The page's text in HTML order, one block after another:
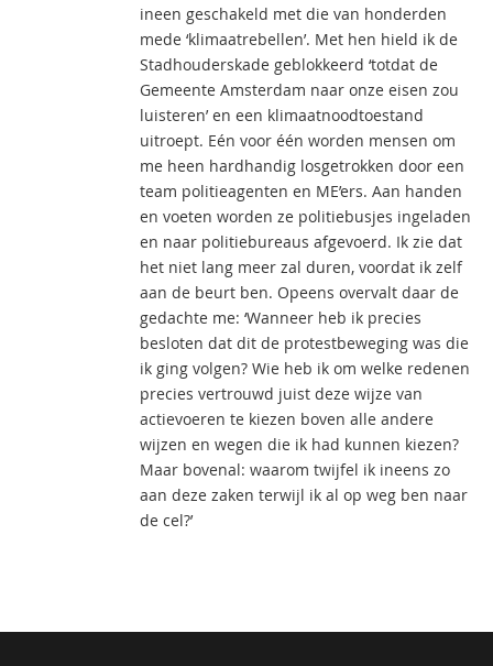
ineen geschakeld met die van honderden
mede ‘klimaatrebellen’. Met hen hield ik de
Stadhouderskade geblokkeerd ‘totdat de
Gemeente Amsterdam naar onze eisen zou
luisteren’ en een klimaatnoodtoestand
uitroept. Eén voor één worden mensen om
me heen hardhandig losgetrokken door een
team politieagenten en ME’ers. Aan handen
en voeten worden ze politiebusjes ingeladen
en naar politiebureaus afgevoerd. Ik zie dat
het niet lang meer zal duren, voordat ik zelf
aan de beurt ben. Opeens overvalt daar de
gedachte me: ‘Wanneer heb ik precies
besloten dat dit de protestbeweging was die
ik ging volgen? Wie heb ik om welke redenen
precies vertrouwd juist deze wijze van
actievoeren te kiezen boven alle andere
wijzen en wegen die ik had kunnen kiezen?
Maar bovenal: waarom twijfel ik ineens zo
aan deze zaken terwijl ik al op weg ben naar
de cel?’